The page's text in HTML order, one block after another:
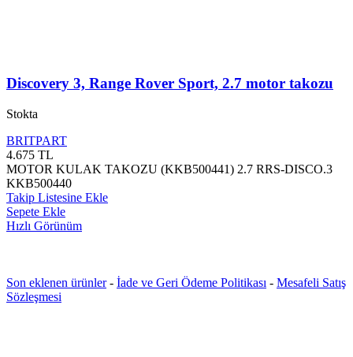
Discovery 3, Range Rover Sport, 2.7 motor takozu
Stokta
BRITPART
4.675 TL
MOTOR KULAK TAKOZU (KKB500441) 2.7 RRS-DISCO.3
KKB500440
Takip Listesine Ekle
Sepete Ekle
Hızlı Görünüm
Son eklenen ürünler- İade ve Geri Ödeme Politikası - Mesafeli Satış
Sözleşmesi